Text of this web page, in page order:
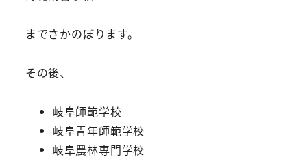
までさかのぼります。
その後、
岐阜師範学校
岐阜青年師範学校
岐阜農林専門学校